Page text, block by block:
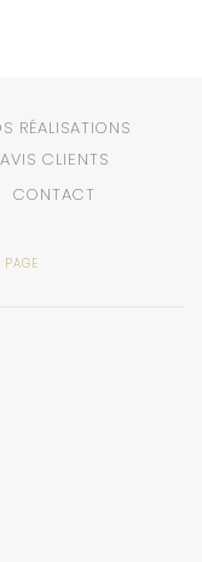
RÉALISATIONS
AVIS CLIENTS
CONTACT
PAGE